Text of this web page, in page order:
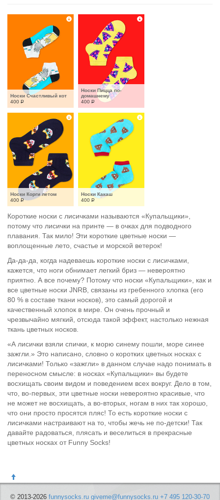
Носки Счастливый кот
400 Р
Носки Пицца по-
домашнему
400 Р
Носки Корги летом
400 Р
Носки Какаш
400 Р
Короткие носки с лисичками называются «Купальщики»,
потому что лисички на принте — в очках для подводного
плавания. Так мило! Эти короткие цветные носки —
воплощенные лето, счастье и морской ветерок!
Да-да-да, когда надеваешь короткие носки с лисичками,
кажется, что ноги обнимает легкий бриз — невероятно
приятно. А все почему? Потому что носки «Купальщики», как и
все цветные носки JNRB, связаны из гребенного хлопка (его
80 % в составе ткани носков), это самый дорогой и
качественный хлопок в мире. Он очень прочный и
чрезвычайно мягкий, отсюда такой эффект, настолько нежная
ткань цветных носков.
«А лисички взяли спички, к морю синему пошли, море синее
зажгли.» Это написано, словно о коротких цветных носках с
лисичками! Только «зажгли» в данном случае надо понимать в
переносном смысле: в носках «Купальщики» вы будете
восхищать своим видом и поведением всех вокруг. Дело в том,
что, во-первых, эти цветные носки невероятно красивые, что
не может не восхищать, а во-вторых, ногам в них так хорошо,
что они просто просятся пляс! То есть короткие носки с
лисичками настраивают на то, чтобы жечь не по-детски! Так
давайте радоваться, плясать и веселиться в прекрасные
цветных носках от Funny Socks!
© 2013-2026 funnysocks.ru giveme@funnysocks.ru +7 495 120-30-70